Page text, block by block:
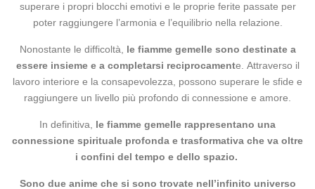
superare i propri blocchi emotivi e le proprie ferite passate per
poter raggiungere l’armonia e l’equilibrio nella relazione.
Nonostante le difficoltà, le fiamme gemelle sono destinate a
essere insieme e a completarsi reciprocamente. Attraverso il
lavoro interiore e la consapevolezza, possono superare le sfide e
raggiungere un livello più profondo di connessione e amore.
In definitiva, le fiamme gemelle rappresentano una
connessione spirituale profonda e trasformativa che va oltre
i confini del tempo e dello spazio.
Sono due anime che si sono trovate nell’infinito universo